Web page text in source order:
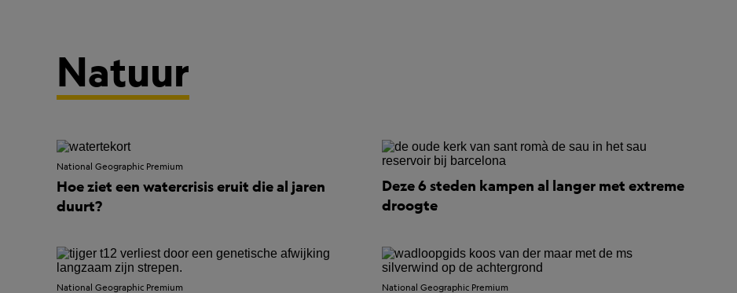
Natuur
National Geographic Premium
Hoe ziet een watercrisis eruit die al jaren
duurt?
Deze 6 steden kampen al langer met extreme
droogte
National Geographic Premium National Geographic Premium